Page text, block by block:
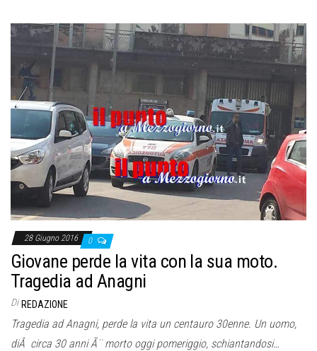
28 Giugno 2016 0
Giovane perde la vita con la sua moto.
Tragedia ad Anagni
Di REDAZIONE
Tragedia ad Anagni, perde la vita un centauro 30enne. Un uomo,
diÂ circa 30 anni Ã¨ morto oggi pomeriggio, schiantandosi…